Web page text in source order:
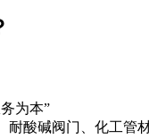
为本”
耐酸碱阀门、化工管